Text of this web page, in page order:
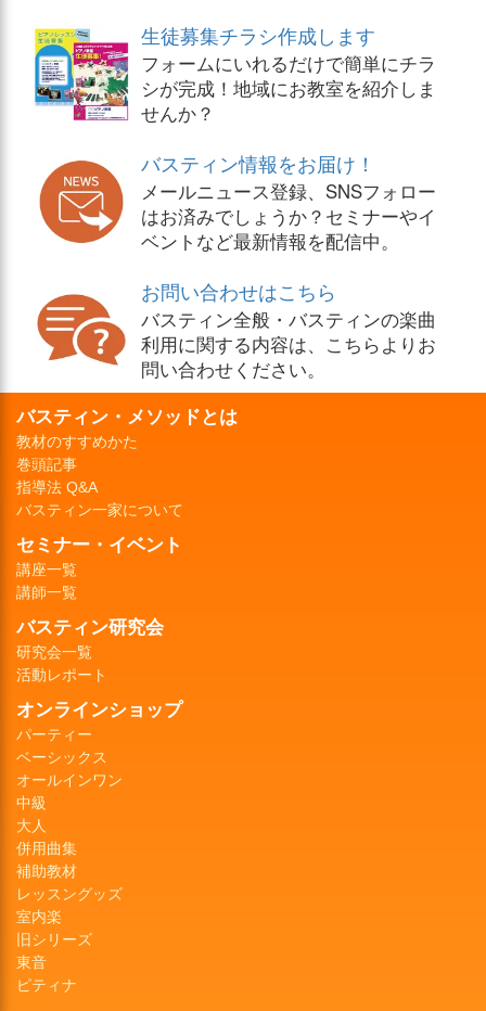
生徒募集チラシ作成します
フォームにいれるだけで簡単にチラ
シが完成！地域にお教室を紹介しま
せんか？
バスティン情報をお届け！
メールニュース登録、SNSフォロー
はお済みでしょうか？セミナーやイ
ベントなど最新情報を配信中。
お問い合わせはこちら
バスティン全般・バスティンの楽曲
利用に関する内容は、こちらよりお
問い合わせください。
バスティン・メソッドとは
教材のすすめかた
巻頭記事
指導法 Q&A
バスティン一家について
セミナー・イベント
講座一覧
講師一覧
バスティン研究会
研究会一覧
活動レポート
オンラインショップ
パーティー
ベーシックス
オールインワン
中級
大人
併用曲集
補助教材
レッスングッズ
室内楽
旧シリーズ
東音
ピティナ